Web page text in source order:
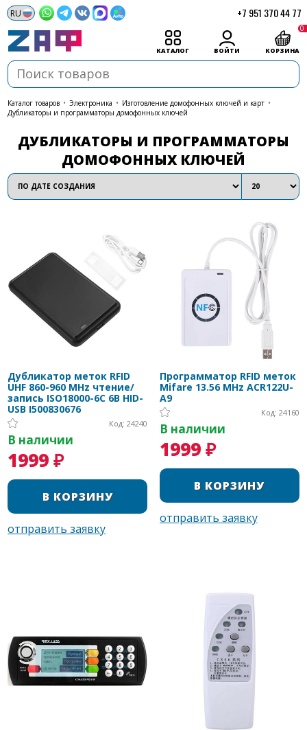
+7 951 370 44 77
КАТАЛОГ ВОЙТИ КОРЗИНА
0
каталог товаров • Электроника • Изготовление домофонных ключей и карт •
Дубликаторы и программаторы домофонных ключей
ДУБЛИКАТОРЫ И ПРОГРАММАТОРЫ
ДОМОФОННЫХ КЛЮЧЕЙ
Дубликатор меток RFID
UHF 860-960 MHz чтение/
запись ISO18000-6C 6B HID-
USB I500830676
Код: 24240
В наличии
1999 ₽
Программатор RFID меток
Mifare 13.56 MHz ACR122U-
A9
Код: 24160
В наличии
1999 ₽